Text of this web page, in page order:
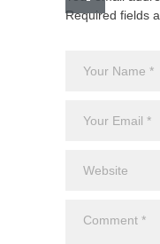
Required fields